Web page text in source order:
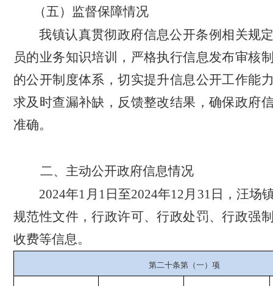
（五）监督保障情况
我镇认真贯彻政府信息公开条例相关规
员的业务知识培训，严格执行信息发布审核
的公开制度体系，切实提升信息公开工作能
求及时查漏补缺，反馈整改结果，确保政府
准确。
二、主动公开政府信息情况
2024年1月1日至2024年12月31日，汪场
规范性文件，行政许可、行政处罚、行政强
收费等信息。
第二十条第（一）项